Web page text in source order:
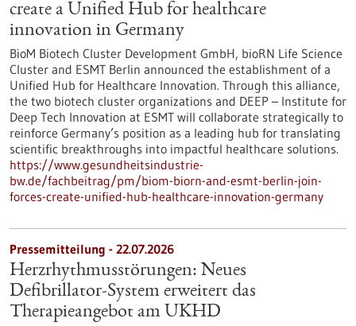
create a Unified Hub for healthcare
innovation in Germany
BioM Biotech Cluster Development GmbH, bioRN Life Science
Cluster and ESMT Berlin announced the establishment of a
Unified Hub for Healthcare Innovation. Through this alliance,
the two biotech cluster organizations and DEEP – Institute for
Deep Tech Innovation at ESMT will collaborate strategically to
reinforce Germany’s position as a leading hub for translating
scientific breakthroughs into impactful healthcare solutions.
https://www.gesundheitsindustrie-
bw.de/fachbeitrag/pm/biom-biorn-and-esmt-berlin-join-
forces-create-unified-hub-healthcare-innovation-germany
Pressemitteilung - 22.07.2026
Herzrhythmusstörungen: Neues
Defibrillator-System erweitert das
Therapieangebot am UKHD